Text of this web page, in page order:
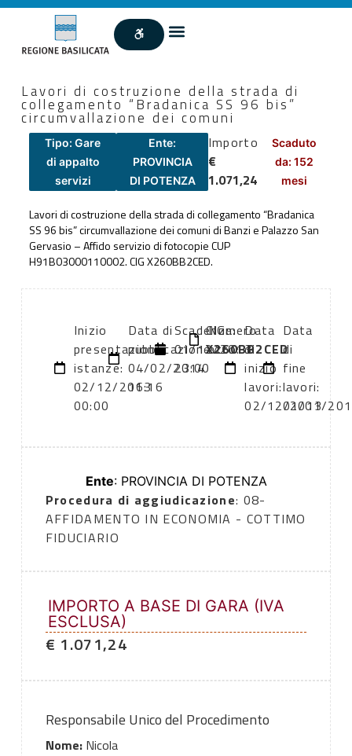
Lavori di costruzione della strada di
collegamento “Bradanica SS 96 bis”
circumvallazione dei comuni
Tipo: Gare
di appalto
servizi
Ente:
PROVINCIA
DI POTENZA
Importo
€
1.071,24
Scaduto
da: 152
mesi
Lavori di costruzione della strada di collegamento “Bradanica
SS 96 bis” circumvallazione dei comuni di Banzi e Palazzo San
Gervasio – Affido servizio di fotocopie CUP
H91B03000110002. CIG X260BB2CED.
Inizio
presentazione
istanze:
02/12/2013
00:00
Data di
pubblicazione:
04/02/2014
16:16
Scadenza:
01/12/2013
23:00
Numero
atto:
CIG:
X260BB2CED
Data
di
inizio
lavori:
02/12/2013
Data
di
fine
lavori:
01/01/
Ente: PROVINCIA DI POTENZA
Procedura di aggiudicazione: 08-
AFFIDAMENTO IN ECONOMIA - COTTIMO
FIDUCIARIO
IMPORTO A BASE DI GARA (IVA
ESCLUSA)
€ 1.071,24
Responsabile Unico del Procedimento
Nome:Nicola